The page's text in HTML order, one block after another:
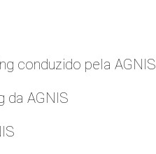
conduzido pela AGNIS
da AGNIS